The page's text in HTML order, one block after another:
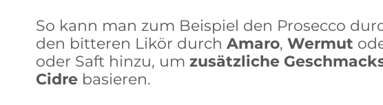
So kann man zum Beispiel den Prosecco
den bitteren Likör durch Amaro, Wermut
oder Saft hinzu, um zusätzliche
Cidre basieren.